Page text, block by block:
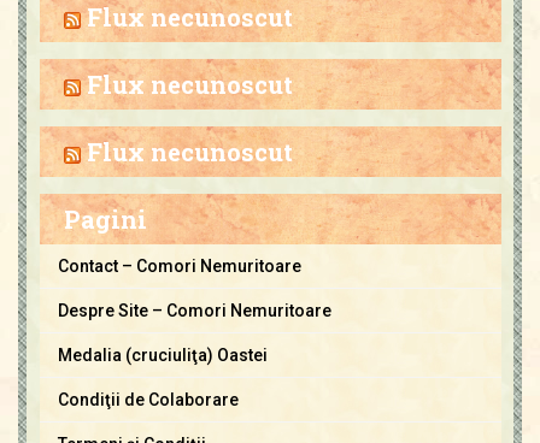
h
i
a
C
o
m
i
u
Flux necunoscut
Flux necunoscut
Flux necunoscut
Pagini
Contact – Comori Nemuritoare
Despre Site – Comori Nemuritoare
Medalia (cruciuliţa) Oastei
Condiţii de Colaborare